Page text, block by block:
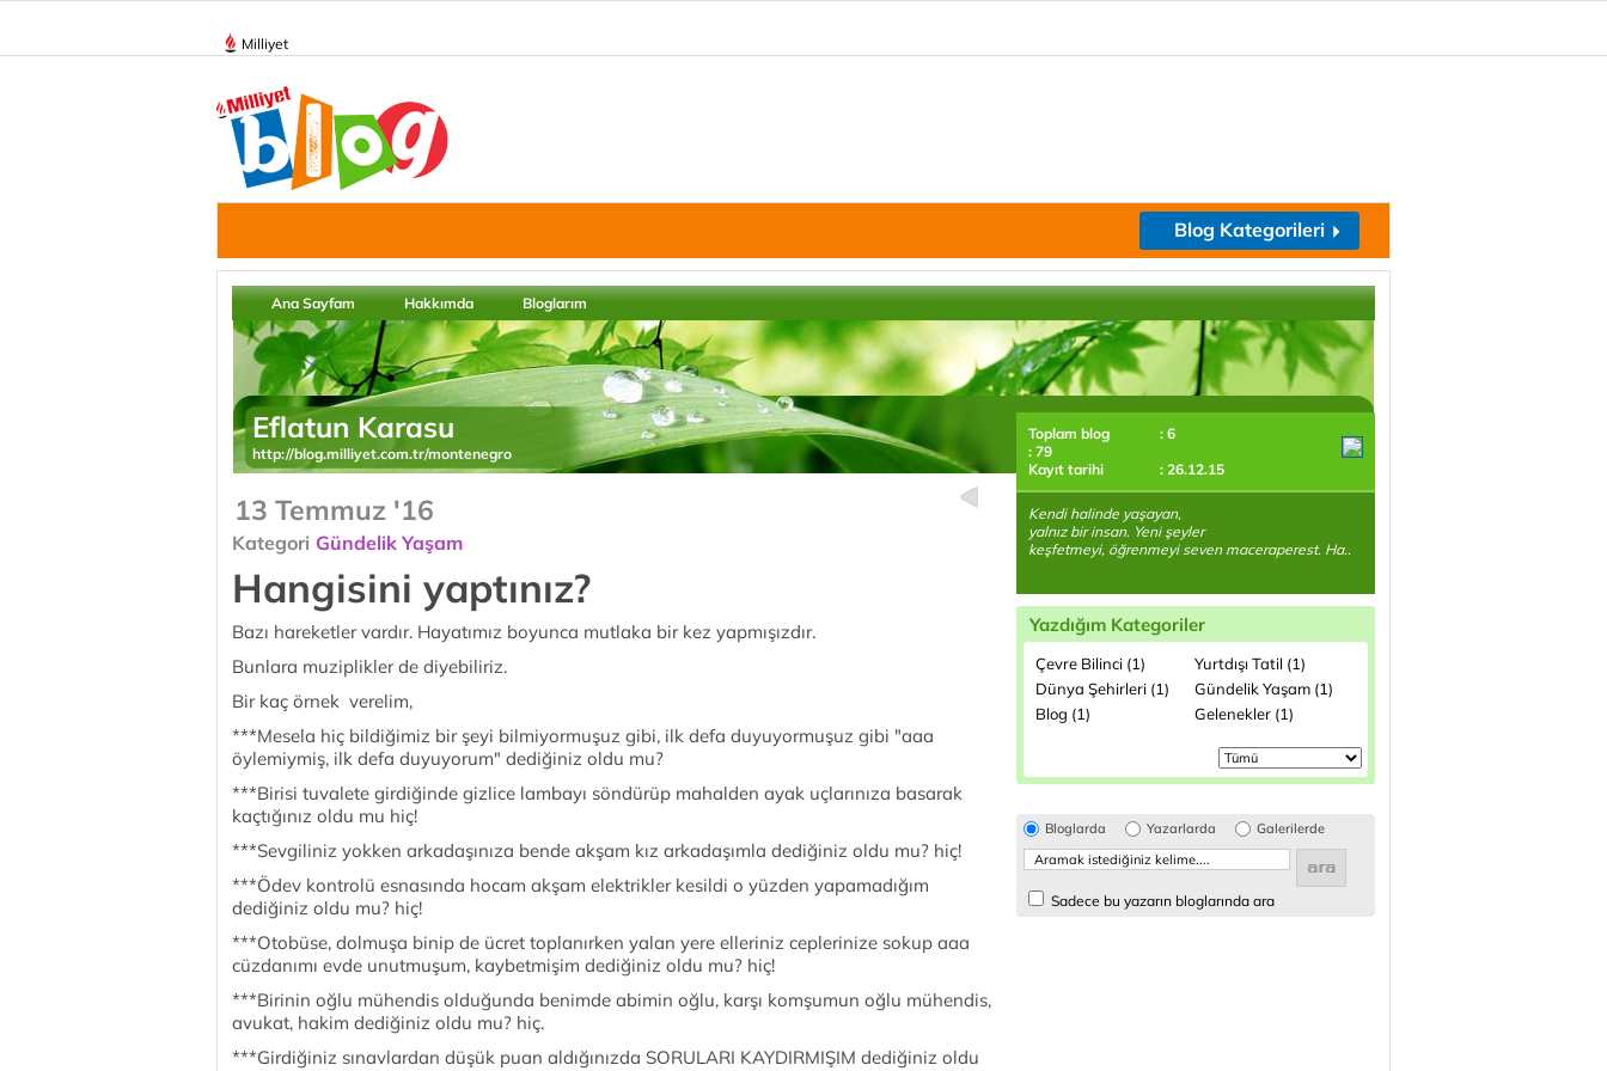
Milliyet
Blog Kategorileri
Ana Sayfam Hakkımda Bloglarım
Eflatun Karasu
http://blog.milliyet.com.tr/montenegro
13 Temmuz '16
Kategori Gündelik Yaşam
Hangisini yaptınız?
Bazı hareketler vardır. Hayatımız boyunca mutlaka bir kez yapmışızdır.
Bunlara muziplikler de diyebiliriz.
Bir kaç örnek verelim,
***Mesela hiç bildiğimiz bir şeyi bilmiyormuşuz gibi, ilk defa duyuyormuşuz gibi "aaa
öylemiymiş, ilk defa duyuyorum" dediğiniz oldu mu?
***Birisi tuvalete girdiğinde gizlice lambayı söndürüp mahalden ayak uçlarınıza basarak
kaçtığınız oldu mu hiç!
***Sevgiliniz yokken arkadaşınıza bende akşam kız arkadaşımla dediğiniz oldu mu? hiç!
***Ödev kontrolü esnasında hocam akşam elektrikler kesildi o yüzden yapamadığım
dediğiniz oldu mu? hiç!
***Otobüse, dolmuşa binip de ücret toplanırken yalan yere elleriniz ceplerinize sokup aaa
cüzdanımı evde unutmuşum, kaybetmişim dediğiniz oldu mu? hiç!
***Birinin oğlu mühendis olduğunda benimde abimin oğlu, karşı komşumun oğlu mühendis,
avukat, hakim dediğiniz oldu mu? hiç.
***Girdiğiniz sınavlardan düşük puan aldığınızda SORULARI KAYDIRMIŞIM dediğiniz oldu
Toplam blog
: 6
: 79
Kayıt tarihi
: 26.12.15
Kendi halinde yaşayan,
yalnız bir insan. Yeni şeyler
keşfetmeyi, öğrenmeyi seven maceraperest. Ha..
Yazdığım Kategoriler
Çevre Bilinci (1)
Yurtdışı Tatil (1)
Dünya Şehirleri (1)
Gündelik Yaşam (1)
Blog (1)
Gelenekler (1)
Bloglarda Yazarlarda Galerilerde
Sadece bu yazarın bloglarında ara